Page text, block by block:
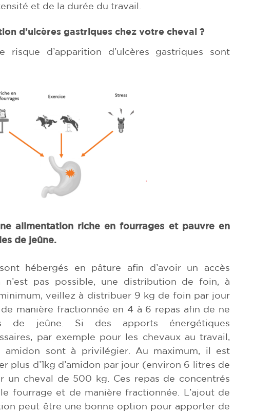
et de la durée du travail.
d’ulcères gastriques chez votre cheval ?
risque d’apparition d’ulcères gastriques sont
alimentation riche en fourrages et pauvre en
de jeûne.
hébergés en pâture afin d’avoir un accès
n’est pas possible, une distribution de foin, à
veillez à distribuer 9 kg de foin par jour
manière fractionnée en 4 à 6 repas afin de ne
de jeûne. Si des apports énergétiques
par exemple pour les chevaux au travail,
amidon sont à privilégier. Au maximum, il est
plus d’1kg d’amidon par jour (environ 6 litres de
un cheval de 500 kg. Ces repas de concentrés
fourrage et de manière fractionnée. L’ajout de
peut être une bonne option pour apporter de